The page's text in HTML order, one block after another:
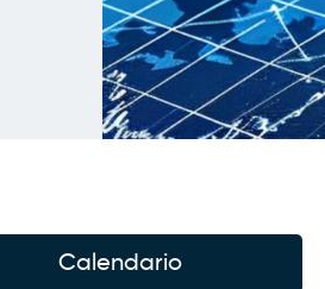
Calendario